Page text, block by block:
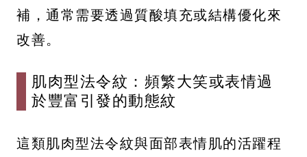
補，通常需要透過質酸填充或結構優化來
改善。
肌肉型法令紋：頻繁大笑或表情過
於豐富引發的動態紋
這類肌肉型法令紋與面部表情肌的活躍程